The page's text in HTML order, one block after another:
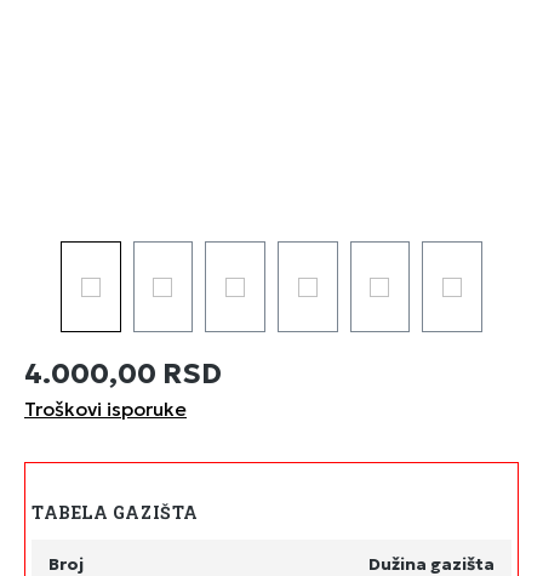
4.000,00 RSD
Troškovi isporuke
TABELA GAZIŠTA
Broj Dužina gazišta